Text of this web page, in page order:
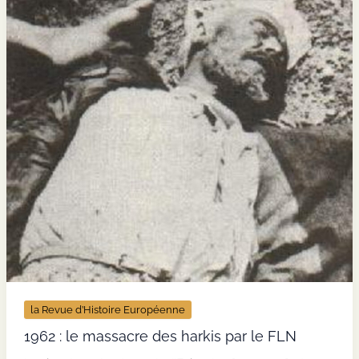
du
nationalisme
suisse
la Revue d’Histoire Européenne
1962 : le massacre des harkis par le FLN